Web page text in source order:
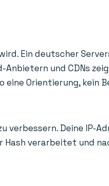
Ein deutscher
und CDNs
Orientierung, kein
verbessern. Deine IP-
verarbeitet und